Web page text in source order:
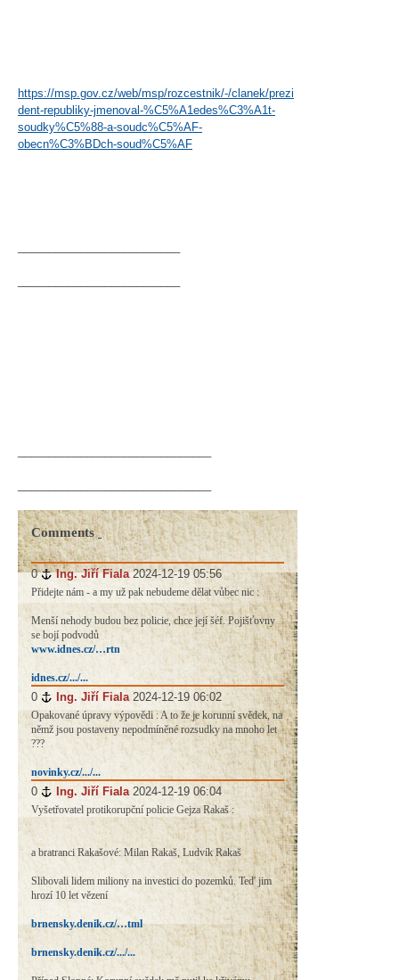
https://msp.gov.cz/web/msp/rozcestnik/-/clanek/prezi
dent-republiky-jmenoval-%C5%A1edes%C3%A1t-
soudky%C5%88-a-soudc%C5%AF-
obecn%C3%BDch-soud%C5%AF
Comments
0 # Ing. Jiří Fiala 2024-12-19 05:56
Přidejte nám - a my už pak nebudeme dělat vůbec nic :
Menší nehody budou bez policie, chce její šéf. Pojišťovny
se bojí podvodů
www.idnes.cz/…rtn
idnes.cz/.../...
0 # Ing. Jiří Fiala 2024-12-19 06:02
Opakované úpravy výpovědi : A to že je korunní svědek, na
němž jsou postaveny nepodmíněné rozsudky na mnoho let
???
novinky.cz/.../...
0 # Ing. Jiří Fiala 2024-12-19 06:04
Vyšetřovatel protikorupční policie Gejza Rakaš :
a bratranci Rakašové: Milan Rakaš, Ludvík Rakaš
Slibovali lidem miliony na investici do pozemků. Teď jim
hrozí 10 let vězení
brnensky.denik.cz/…tml
brnensky.denik.cz/.../...